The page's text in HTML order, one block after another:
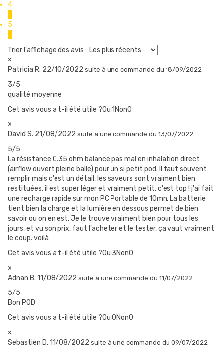
Pour remplir la cartouche de e-liquide, il suffit de la retourner et
d’ouvrir le bouchon de silicone noir.
UN BOUTON POUR TOUT CONTRÔLER
Le switch orange, sur le côté, tombe naturellement sous le
pouce quand on tient le pod en main. Il permet bien sûr de
POD MOTI X MINI : DE L’ÉNERGIE À REVENDRE
La batterie intégrée de 1150 mAh vous offre 120 à 150 bouffées
de belle vapeur. Elle se recharge en une petite heure, par son port
Usb-c.
UNE BULLE DANS L’ESPACE
faible puissance pour vous avertir de la fin de la charge.
pour vapoter en inhalation indirecte. Vous pouvez resserrer ce
4
5
Trier l'affichage des avis :
×
Patricia R. 22/10/2022 suite à une commande du 18/09/2022
3/5
qualité moyenne
Cet avis vous a t-il été utile ?Oui1 Non0
×
David S. 21/08/2022 suite à une commande du 13/07/2022
5/5
La résistance 0.35 ohm balance pas mal en inhalation direct
(airflow ouvert pleine balle) pour un si petit pod. Il faut souvent
remplir mais c'est un détail, les saveurs sont vraiment bien
restituées, il est super léger et vraiment petit, c'est top ! j'ai fait
une recharge rapide sur mon PC Portable de 10mn. La batterie
tient bien la charge et la lumière en dessous permet de bien
savoir ou on en est. Je le trouve vraiment bien pour tous les
jours, et vu son prix, faut l'acheter et le tester, ça vaut vraiment
le coup. voilà
Cet avis vous a t-il été utile ?Oui3Non0
×
Adnan B. 11/08/2022 suite à une commande du 11/07/2022
5/5
Bon POD
Cet avis vous a t-il été utile ?Oui0Non0
×
Sebastien D. 11/08/2022 suite à une commande du 09/07/2022